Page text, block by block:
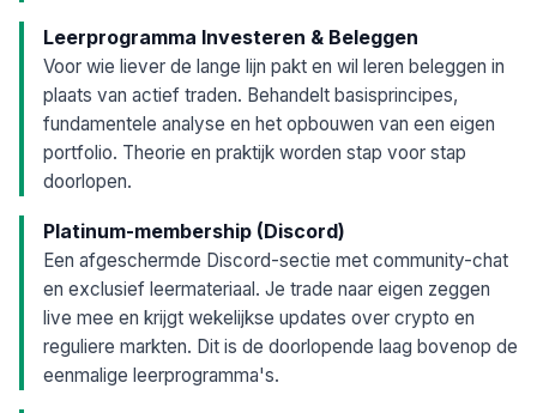
Leerprogramma Investeren & Beleggen
Voor wie liever de lange lijn pakt en wil leren beleggen in
plaats van actief traden. Behandelt basisprincipes,
fundamentele analyse en het opbouwen van een eigen
portfolio. Theorie en praktijk worden stap voor stap
doorlopen.
Platinum-membership (Discord)
Een afgeschermde Discord-sectie met community-chat
en exclusief leermateriaal. Je trade naar eigen zeggen
live mee en krijgt wekelijkse updates over crypto en
reguliere markten. Dit is de doorlopende laag bovenop de
eenmalige leerprogramma's.